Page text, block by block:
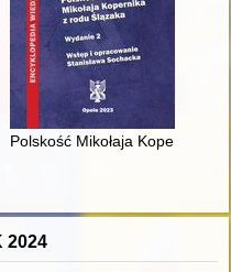
drawskiego od
Polskość Mikołaja Kopernika z
2024